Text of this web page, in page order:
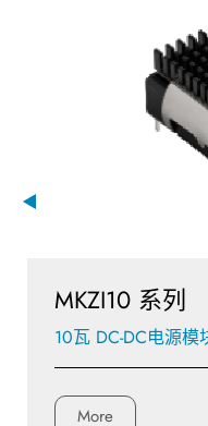
MKZI10 系列
10瓦 DC-DC电源模
More